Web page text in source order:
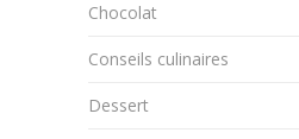
Chocolat
Conseils culinaires
Dessert